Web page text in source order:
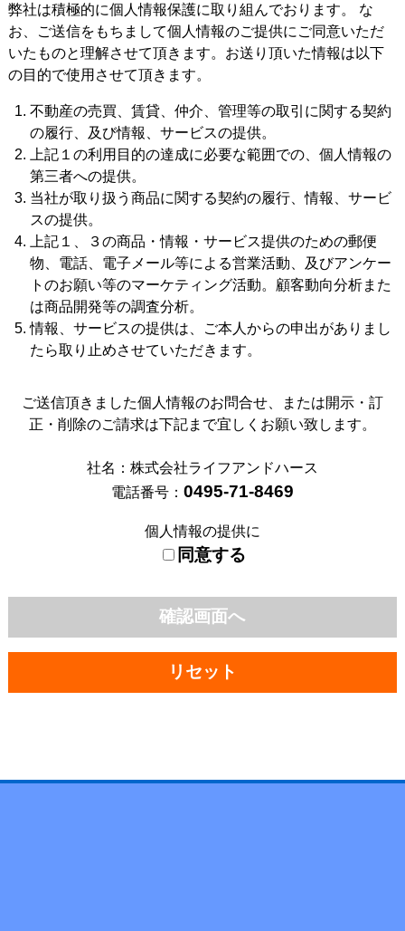
弊社は積極的に個人情報保護に取り組んでおります。 な
お、ご送信をもちまして個人情報のご提供にご同意いただ
いたものと理解させて頂きます。お送り頂いた情報は以下
の目的で使用させて頂きます。
不動産の売買、賃貸、仲介、管理等の取引に関する契約
の履行、及び情報、サービスの提供。
上記１の利用目的の達成に必要な範囲での、個人情報の
第三者への提供。
当社が取り扱う商品に関する契約の履行、情報、サービ
スの提供。
上記１、３の商品・情報・サービス提供のための郵便
物、電話、電子メール等による営業活動、及びアンケー
トのお願い等のマーケティング活動。顧客動向分析また
は商品開発等の調査分析。
情報、サービスの提供は、ご本人からの申出がありまし
たら取り止めさせていただきます。
ご送信頂きました個人情報のお問合せ、または開示・訂
正・削除のご請求は下記まで宜しくお願い致します。
社名：株式会社ライフアンドハース
電話番号： 0495-71-8469
個人情報の提供に
同意する